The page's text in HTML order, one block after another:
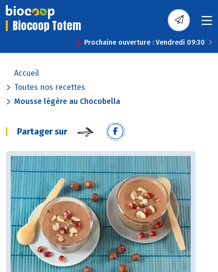
Biocoop Totem
Prochaine ouverture : Vendredi 09:30
Accueil
Toutes nos recettes
Mousse légère au Chocobella
Partager sur